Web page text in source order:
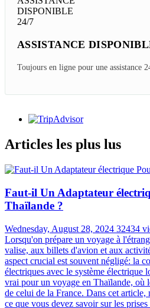
Thursday, 04/09/2026
Vietnam ?
Thursday, 05/14/2026
EXPERT LOCAL
PERSONNALISÉ
GARANTIE DE